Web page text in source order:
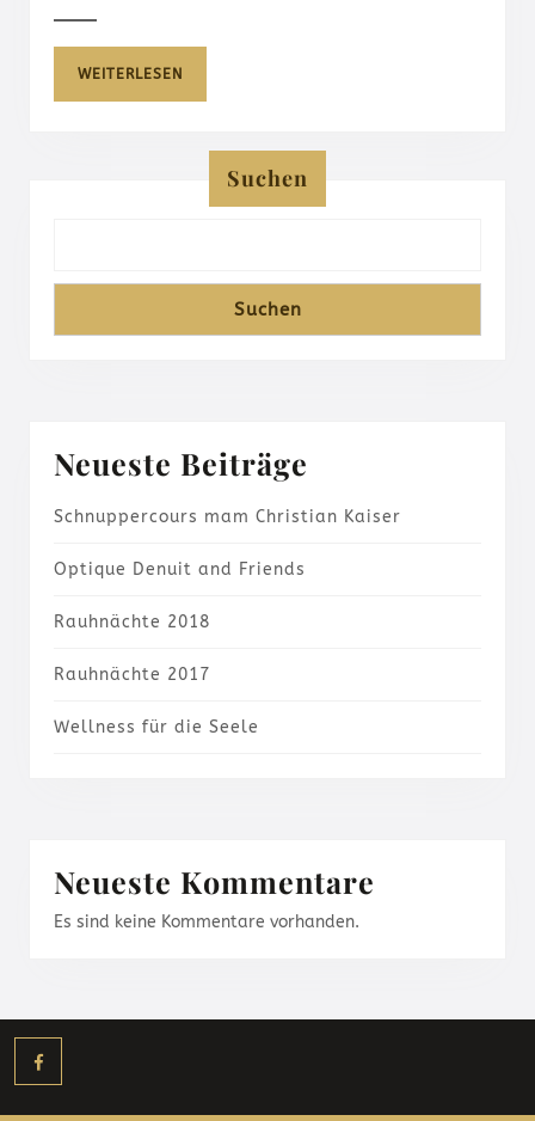
WEITERLESEN
Suchen
Suchen
Neueste Beiträge
Schnuppercours mam Christian Kaiser
Optique Denuit and Friends
Rauhnächte 2018
Rauhnächte 2017
Wellness für die Seele
Neueste Kommentare
Es sind keine Kommentare vorhanden.